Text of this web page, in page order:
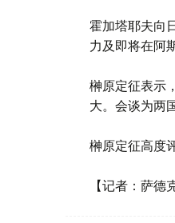
霍加塔耶夫向
力及即将在阿
榊原定征表示
大。会谈为两
榊原定征高度
【记者：萨德